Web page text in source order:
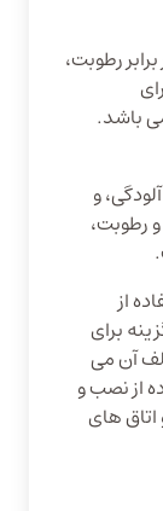
رطوبت،
باشد.
و
رطوبت،
از
برای
آن می
از نصب و
های